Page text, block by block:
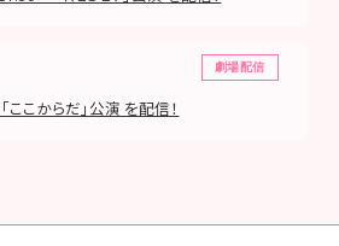
劇場配信
ここからだ」公演 を配信！